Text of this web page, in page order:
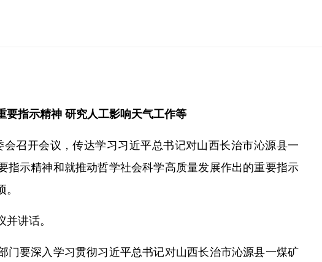
要指示精神 研究人工影响天气工作等
召开会议，传达学习习近平总书记对山西长治市沁源县一
指示精神和就推动哲学社会科学高质量发展作出的重要指示
讲话。
要深入学习贯彻习近平总书记对山西长治市沁源县一煤矿